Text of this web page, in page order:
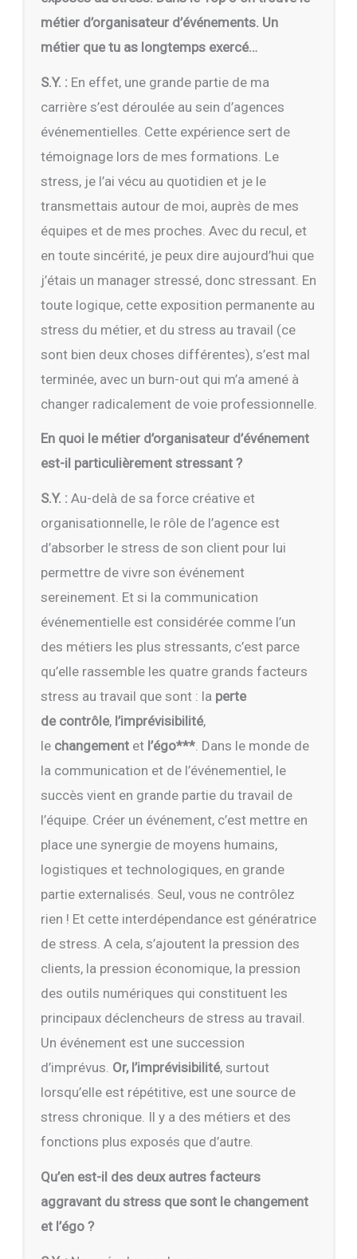
métier d’organisateur d’événements. Un
métier que tu as longtemps exercé…
S.Y. : En effet, une grande partie de ma
carrière s’est déroulée au sein d’agences
événementielles. Cette expérience sert de
témoignage lors de mes formations. Le
stress, je l’ai vécu au quotidien et je le
transmettais autour de moi, auprès de mes
équipes et de mes proches. Avec du recul, et
en toute sincérité, je peux dire aujourd’hui que
j’étais un manager stressé, donc stressant. En
toute logique, cette exposition permanente au
stress du métier, et du stress au travail (ce
sont bien deux choses différentes), s’est mal
terminée, avec un burn-out qui m’a amené à
changer radicalement de voie professionnelle.
En quoi le métier d’organisateur d’événement
est-il particulièrement stressant ?
S.Y. : Au-delà de sa force créative et
organisationnelle, le rôle de l’agence est
d’absorber le stress de son client pour lui
permettre de vivre son événement
sereinement. Et si la communication
événementielle est considérée comme l’un
des métiers les plus stressants, c’est parce
qu’elle rassemble les quatre grands facteurs
stress au travail que sont : la perte
de contrôle, l’imprévisibilité,
le changementet l’égo***. Dans le monde de
la communication et de l’événementiel, le
succès vient en grande partie du travail de
l’équipe. Créer un événement, c’est mettre en
place une synergie de moyens humains,
logistiques et technologiques, en grande
partie externalisés. Seul, vous ne contrôlez
rien ! Et cette interdépendance est génératrice
de stress. A cela, s’ajoutent la pression des
clients, la pression économique, la pression
des outils numériques qui constituent les
principaux déclencheurs de stress au travail.
Un événement est une succession
d’imprévus. Or, l’imprévisibilité, surtout
lorsqu’elle est répétitive, est une source de
stress chronique. Il y a des métiers et des
fonctions plus exposés que d’autre.
Qu’en est-il des deux autres facteurs
aggravant du stress que sont le changement
et l’égo ?